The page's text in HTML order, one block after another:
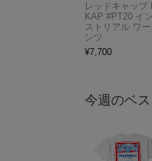
レッドキャップ
KAP #PT20 イ
ストリアル ワ
ンツ
¥7,700
今週のベ